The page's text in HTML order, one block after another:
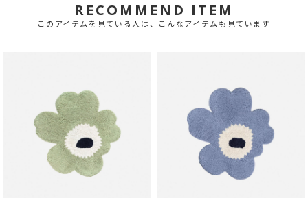
RECOMMEND ITEM
このアイテムを見ている人は、こんなアイテムも見ています